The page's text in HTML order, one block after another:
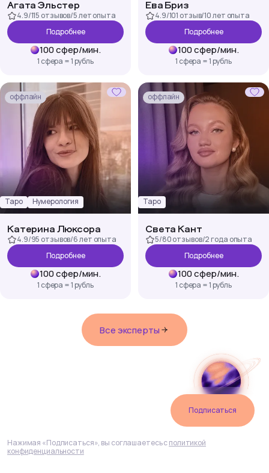
Агата Эльстер
4.9/115 отзывов/5 летопыта
Подробнее
100сфер/мин.
1 сфера = 1 рубль
Ева Бриз
4.9/101 отзыв/10 лет опыта
Подробнее
100сфер/мин.
1 сфера = 1 рубль
оффлайн
Таро Нумерология
Катерина Люксора
4.9/95 отзывов/6 лет опыта
Подробнее
100сфер/мин.
1 сфера = 1 рубль
оффлайн
Таро
Света Кант
5/80 отзывов/2 года опыта
Подробнее
100сфер/мин.
1 сфера = 1 рубль
Все эксперты
Подписаться
Нажимая «Подписаться», вы соглашаетесь сполитикой
конфиденциальности